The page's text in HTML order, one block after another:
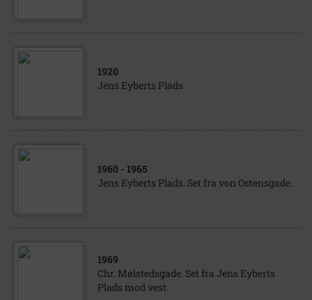
1920
Jens Eyberts Plads
1960 - 1965
Jens Eyberts Plads. Set fra von Ostensgade.
1969
Chr. Mølstedsgade. Set fra Jens Eyberts
Plads mod vest.